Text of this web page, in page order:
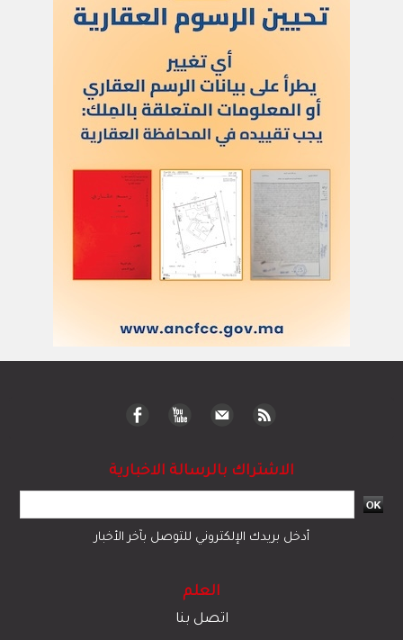
الاشتراك بالرسالة الاخبارية
أدخل بريدك الإلكتروني للتوصل بآخر الأخبار
العلم
اتصل بنا